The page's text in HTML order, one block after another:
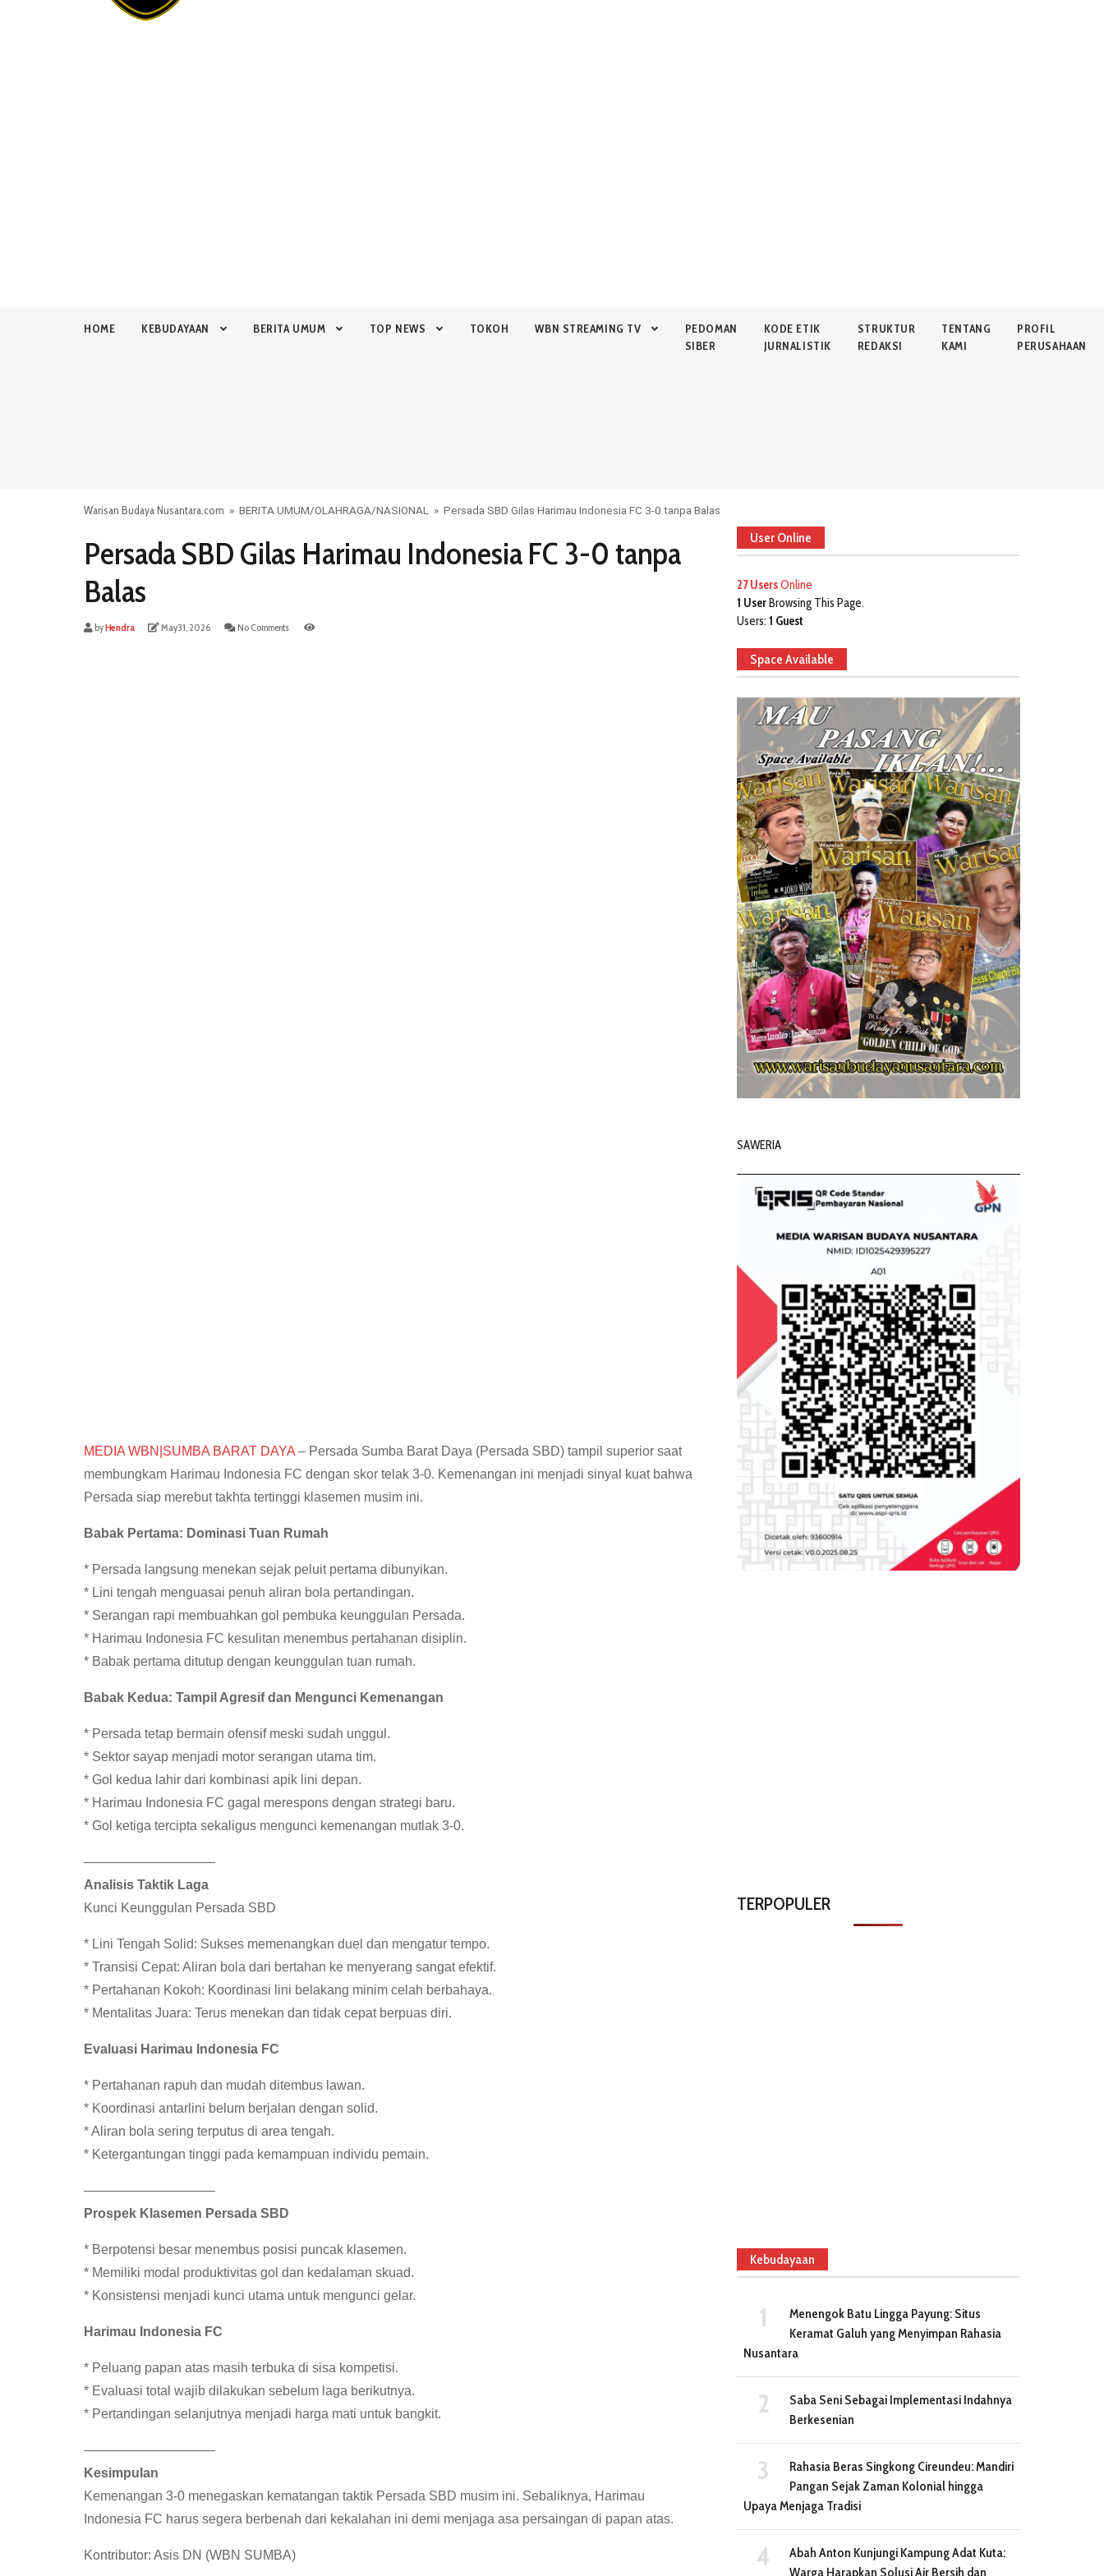
HOME KEBUDAYAAN BERITA UMUM TOP NEWS TOKOH WBN STREAMING TV
PEDOMAN
SIBER
KODE ETIK
JURNALISTIK
STRUKTUR
REDAKSI
TENTANG
KAMI
PROFIL
PERUSAHAAN
Warisan Budaya Nusantara.com » BERITA UMUM/OLAHRAGA/NASIONAL » Persada SBD Gilas Harimau Indonesia FC 3-0 tanpa Balas
Persada SBD Gilas Harimau Indonesia FC 3-0 tanpa
Balas
byHendra May 31, 2026 No Comments
MEDIA WBN|SUMBA BARAT DAYA – Persada Sumba Barat Daya (Persada SBD) tampil superior saat
membungkam Harimau Indonesia FC dengan skor telak 3-0. Kemenangan ini menjadi sinyal kuat bahwa
Persada siap merebut takhta tertinggi klasemen musim ini.
Babak Pertama: Dominasi Tuan Rumah
* Persada langsung menekan sejak peluit pertama dibunyikan.
* Lini tengah menguasai penuh aliran bola pertandingan.
* Serangan rapi membuahkan gol pembuka keunggulan Persada.
* Harimau Indonesia FC kesulitan menembus pertahanan disiplin.
* Babak pertama ditutup dengan keunggulan tuan rumah.
Babak Kedua: Tampil Agresif dan Mengunci Kemenangan
* Persada tetap bermain ofensif meski sudah unggul.
* Sektor sayap menjadi motor serangan utama tim.
* Gol kedua lahir dari kombinasi apik lini depan.
* Harimau Indonesia FC gagal merespons dengan strategi baru.
* Gol ketiga tercipta sekaligus mengunci kemenangan mutlak 3-0.
——————————
Analisis Taktik Laga
Kunci Keunggulan Persada SBD
* Lini Tengah Solid: Sukses memenangkan duel dan mengatur tempo.
* Transisi Cepat: Aliran bola dari bertahan ke menyerang sangat efektif.
* Pertahanan Kokoh: Koordinasi lini belakang minim celah berbahaya.
* Mentalitas Juara: Terus menekan dan tidak cepat berpuas diri.
Evaluasi Harimau Indonesia FC
* Pertahanan rapuh dan mudah ditembus lawan.
* Koordinasi antarlini belum berjalan dengan solid.
* Aliran bola sering terputus di area tengah.
* Ketergantungan tinggi pada kemampuan individu pemain.
——————————
Prospek Klasemen Persada SBD
* Berpotensi besar menembus posisi puncak klasemen.
* Memiliki modal produktivitas gol dan kedalaman skuad.
* Konsistensi menjadi kunci utama untuk mengunci gelar.
Harimau Indonesia FC
* Peluang papan atas masih terbuka di sisa kompetisi.
* Evaluasi total wajib dilakukan sebelum laga berikutnya.
* Pertandingan selanjutnya menjadi harga mati untuk bangkit.
——————————
Kesimpulan
Kemenangan 3-0 menegaskan kematangan taktik Persada SBD musim ini. Sebaliknya, Harimau
Indonesia FC harus segera berbenah dari kekalahan ini demi menjaga asa persaingan di papan atas.
Kontributor: Asis DN (WBN SUMBA)
User Online
27 UsersOnline
1 UserBrowsing This Page.
Users: 1 Guest
Space Available
SAWERIA
TERPOPULER
Kebudayaan
Menengok Batu Lingga Payung: Situs
Keramat Galuh yang Menyimpan Rahasia
Nusantara
Saba Seni Sebagai Implementasi Indahnya
Berkesenian
Rahasia Beras Singkong Cireundeu: Mandiri
Pangan Sejak Zaman Kolonial hingga
Upaya Menjaga Tradisi
Abah Anton Kunjungi Kampung Adat Kuta:
Warga Harapkan Solusi Air Bersih dan